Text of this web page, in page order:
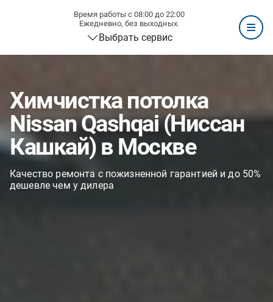
Время работы с 08:00 до 22:00
Ежедневно, без выходных.
Выбрать сервис
Химчистка потолка
Nissan Qashqai (Ниссан
Кашкай) в Москве
Качество ремонта с пожизненной гарантией и до 50%
дешевле чем у дилера